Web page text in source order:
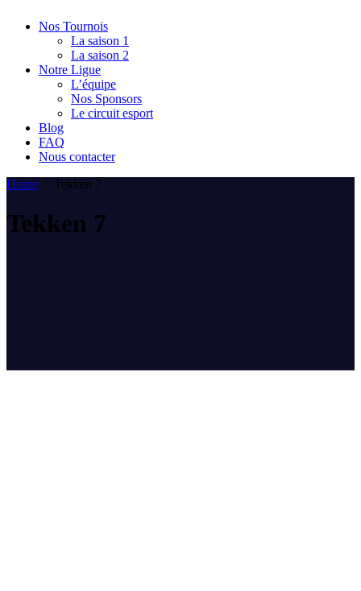
Nos Tournois
La saison 1
La saison 2
Notre Ligue
L’équipe
Nos Sponsors
Le circuit esport
Blog
FAQ
Nous contacter
Home / Tekken 7
Tekken 7